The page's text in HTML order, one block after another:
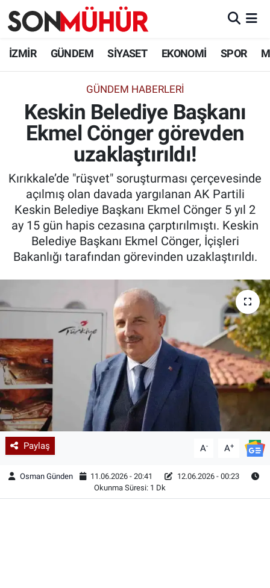
İZMİR GÜNDEM SİYASET EKONOMİ SPOR
GÜNDEM HABERLERI
Keskin Belediye Başkanı
Ekmel Cönger görevden
uzaklaştırıldı!
Kırıkkale’de "rüşvet" soruşturması çerçevesinde
açılmış olan davada yargılanan AK Partili
Keskin Belediye Başkanı Ekmel Cönger 5 yıl 2
ay 15 gün hapis cezasına çarptırılmıştı. Keskin
Belediye Başkanı Ekmel Cönger, İçişleri
Bakanlığı tarafından görevinden uzaklaştırıldı.
Paylaş A- A+
Osman Günden 11.06.2026 - 20:41
12.06.2026 - 00:23
Okunma Süresi: 1 Dk
İzmir Nöbetçi Eczaneler
İzmir Namaz Vakitleri
İzmir Trafik Yoğunluk Haritası
Süper Lig Puan Durumu ve Fikstür
Tüm Manşetler
Son Dakika Haberleri
Haber Arşivi